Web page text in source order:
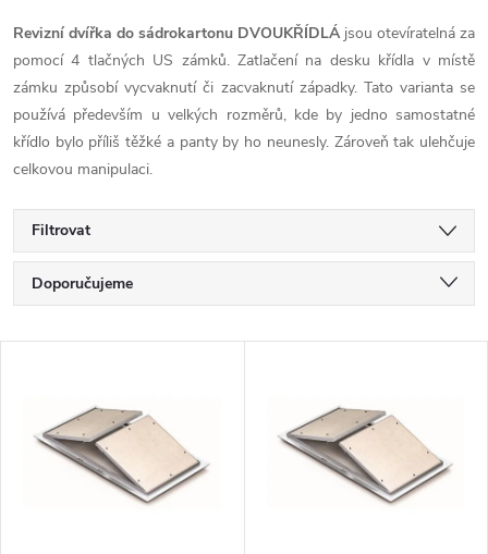
Revizní dvířka do sádrokartonu DVOUKŘÍDLÁjsou otevíratelná za
pomocí 4 tlačných US zámků. Zatlačení na desku křídla v místě
zámku způsobí vycvaknutí či zacvaknutí západky. Tato varianta se
používá především u velkých rozměrů, kde by jedno samostatné
křídlo bylo příliš těžké a panty by ho neunesly. Zároveň tak ulehčuje
celkovou manipulaci.
Filtrovat
Ř
a
e
Doporučujeme
Nejprodávanější
Abecedně
ý